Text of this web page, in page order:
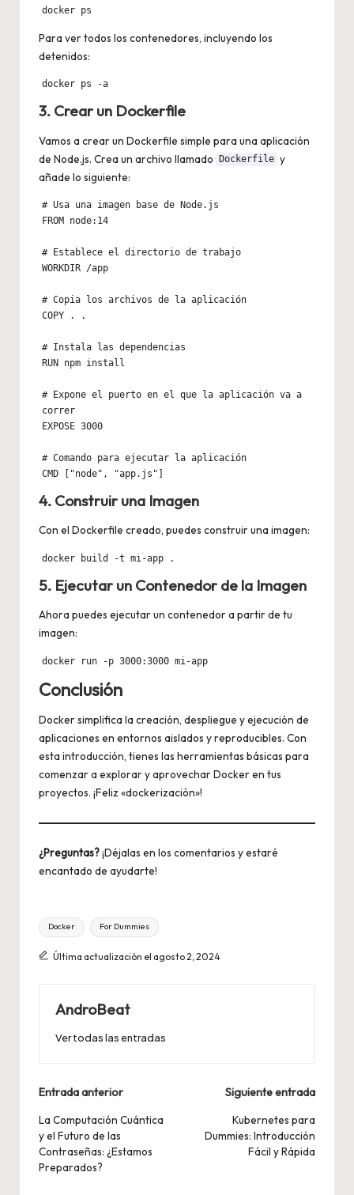
docker ps
Para ver todos los contenedores, incluyendo los
detenidos:
docker ps -a
3. Crear un Dockerfile
Vamos a crear un Dockerfile simple para una aplicación
de Node.js. Crea un archivo llamado
Dockerfile y
añade lo siguiente:
# Usa una imagen base de Node.js
FROM node:14
# Establece el directorio de trabajo
WORKDIR /app
# Copia los archivos de la aplicación
COPY . .
# Instala las dependencias
RUN npm install
# Expone el puerto en el que la aplicación va a
correr
EXPOSE 3000
# Comando para ejecutar la aplicación
CMD ["node", "app.js"]
4. Construir una Imagen
Con el Dockerfile creado, puedes construir una imagen:
docker build -t mi-app .
5. Ejecutar un Contenedor de la Imagen
Ahora puedes ejecutar un contenedor a partir de tu
imagen:
docker run -p 3000:3000 mi-app
Conclusión
Docker simplifica la creación, despliegue y ejecución de
aplicaciones en entornos aislados y reproducibles. Con
esta introducción, tienes las herramientas básicas para
comenzar a explorar y aprovechar Docker en tus
proyectos. ¡Feliz «dockerización»!
¿Preguntas?¡Déjalas en los comentarios y estaré
encantado de ayudarte!
Etiquetas:
Docker For Dummies
Última actualización el agosto 2, 2024
AndroBeat
Ver todas las entradas
Navegación
de
entradas
Entrada anterior
La Computación Cuántica
y el Futuro de las
Contraseñas: ¿Estamos
Preparados?
Siguiente entrada
Kubernetes para
Dummies: Introducción
Fácil y Rápida